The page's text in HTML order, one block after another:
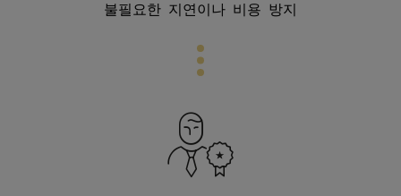
불필요한 지연이나 비용 방지